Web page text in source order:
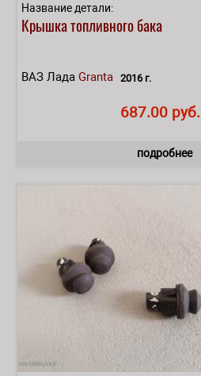
Название детали:
Крышка топливного бака
ВАЗ Лада Granta 2016 г.
687.00 руб.
подробнее